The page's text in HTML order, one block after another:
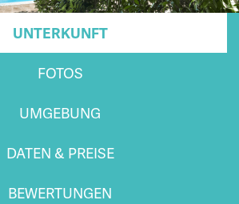
UNTERKUNFT
FOTOS
UMGEBUNG
DATEN & PREISE
BEWERTUNGEN